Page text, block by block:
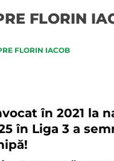
FLORIN
FLORIN IACOB
în 2021 la
în Liga 3 a